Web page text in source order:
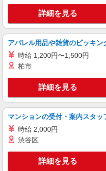
します。 試
【試用期間】
正社員
ソフトバンク佐倉臼井店
ソフトバン
月給
23,500円 〜
間あり 6ヶ
【試用期間】
■ソフトバ
台4丁目 13‐15
キープ
正社員
ソフトバンク佐倉臼井店
【店長職】
タッフ
詳細を見る
アパレル用品や雑貨のピッキン
時給 1,200円〜1,500円
柏市
詳細を見る
マンションの受付・案内スタッ
時給 2,000円
渋谷区
詳細を見る